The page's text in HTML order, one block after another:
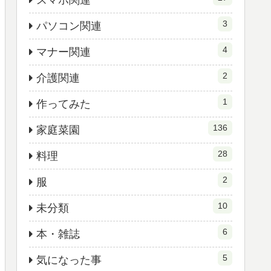
パソコン関連 3
マナー関連 4
介護関連 2
作ってみた 1
家庭菜園 136
料理 28
服 2
未分類 10
本・雑誌 6
気になった事 5